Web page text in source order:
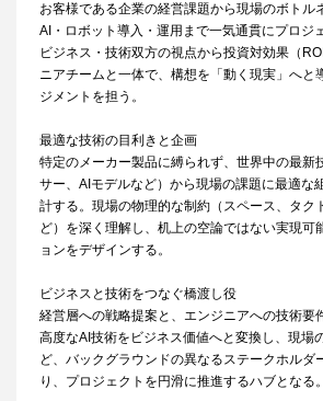
お客様である企業の経営課題から現場のボトル
AI・ロボット導入・運用まで一気通貫にプロジ
ビジネス・技術双方の視点から投資対効果（
ニアチームと一体で、構想を「動く現実」へと
ジメントを担う。
最適な技術の目利きと企画
特定のメーカー製品に縛られず、世界中の最新
サー、AIモデルなど）から現場の課題に最適な
計する。現場の物理的な制約（スペース、タク
ど）を深く理解し、机上の空論ではない実現可
ョンをデザインする。
ビジネスと技術をつなぐ橋渡し役
経営層への戦略提案と、エンジニアへの技術要
高度なAI技術をビジネス価値へと変換し、現場
ど、バックグラウンドの異なるステークホルダ
り、プロジェクトを円滑に推進するハブとなる。